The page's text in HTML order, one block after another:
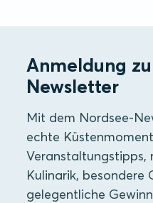
Anmeldung
Newsletter
Mit dem Nordsee-
echte
Veranstaltungstipps,
Kulinarik, besondere
gelegentliche